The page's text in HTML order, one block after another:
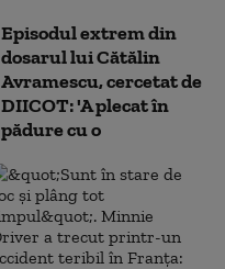
Episodul extrem din
dosarul lui Cătălin
Avramescu, cercetat de
DIICOT: 'A plecat în
pădure cu o